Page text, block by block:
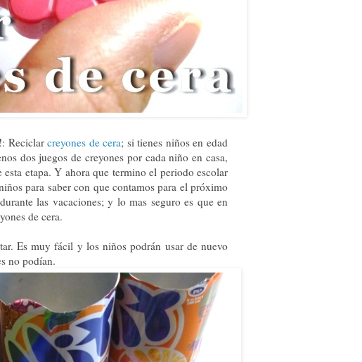
Reciclarcreyones de cera; si tienes niños en edad
dos juegos de creyones por cada niño en casa,
etapa. Y ahora que termino el periodo escolar
para saber con que contamos para el próximo
las vacaciones; y lo mas seguro es que en
de cera.
Es muy fácil y los niños podrán usar de nuevo
no podían.